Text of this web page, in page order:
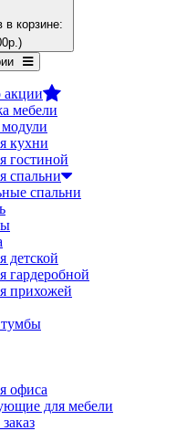
в корзине:
акции
мебели
кухни
гостиной
спальни
спальни
детской
гардеробной
прихожей
офиса
для мебели